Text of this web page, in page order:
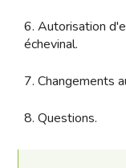
6. Autorisation
échevinal.
7. Changements
8. Questions.